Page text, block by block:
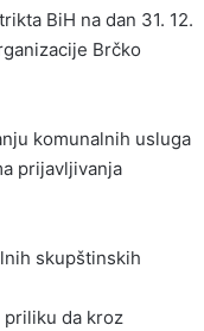
BiH na dan 31. 12.
Brčko
komunalnih usluga
prijavljivanja
skupštinskih
priliku da kroz